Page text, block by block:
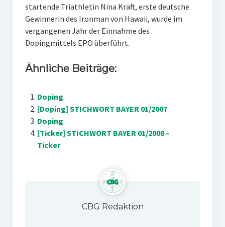
startende Triathletin Nina Kraft, erste deutsche
Gewinnerin des Ironman von Hawaii, wurde im
vergangenen Jahr der Einnahme des
Dopingmittels EPO überführt.
Ähnliche Beiträge:
Doping
[Doping] STICHWORT BAYER 01/2007
Doping
[Ticker] STICHWORT BAYER 01/2008 –
Ticker
CBG Redaktion